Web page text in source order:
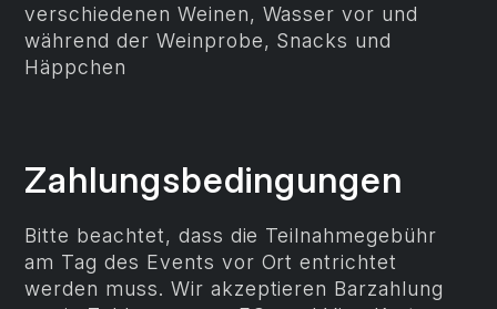
verschiedenen Weinen, Wasser vor und
während der Weinprobe, Snacks und
Häppchen
Zahlungs­bedingungen
Bitte beachtet, dass die Teilnahmegebühr
am Tag des Events vor Ort entrichtet
werden muss. Wir akzeptieren Barzahlung